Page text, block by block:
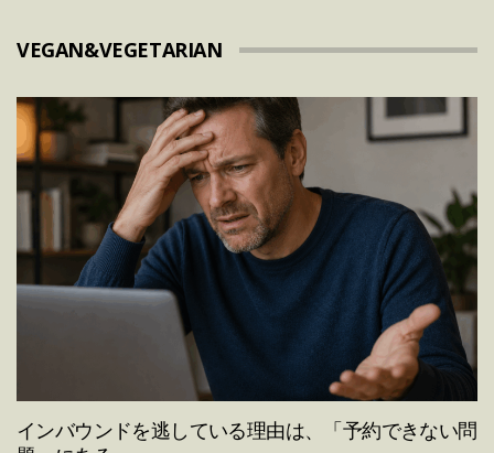
VEGAN&VEGETARIAN
インバウンドを逃している理由は、「予約できない問